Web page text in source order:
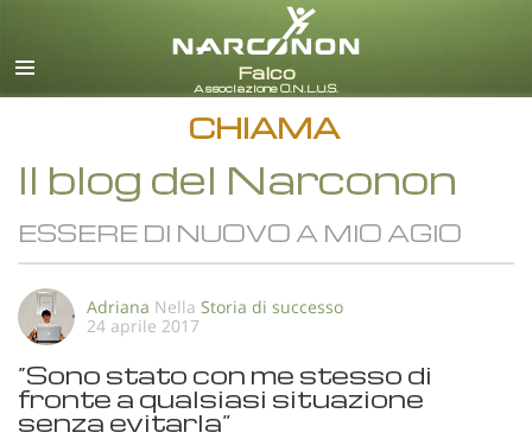
italiano
CHIAMA
Il blog del Narconon
ESSERE DI NUOVO A MIO AGIO
Adriana Nella Storia di successo
24 aprile 2017
“Sono stato con me stesso di
fronte a qualsiasi situazione
senza evitarla”